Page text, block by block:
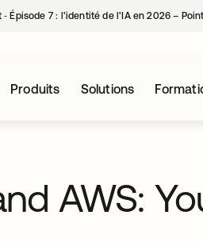
Épisode 7 : l’identité de l’IA en 2026 –
Produits Solutions
AWS: